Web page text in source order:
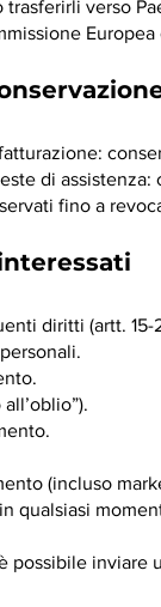
trasferirli verso
di
fino a
diritti (artt. 15-
(incluso
qualsiasi
possibile inviare